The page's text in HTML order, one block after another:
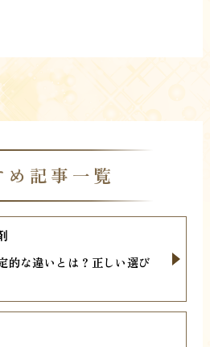
め記事一覧
的な違いとは？正しい選び